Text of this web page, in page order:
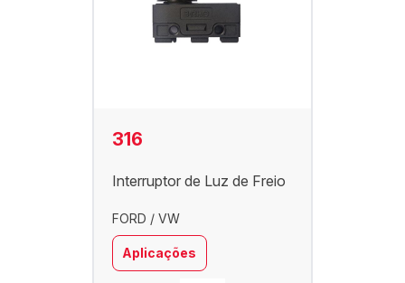
316
Interruptor de Luz de Freio
FORD / VW
Aplicações